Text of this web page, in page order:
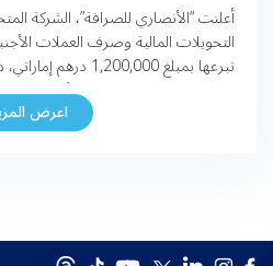
أعلنت “الأنصاري للصرافة”، الشركة
التحويلات المالية وصرف العملات
الحملة المُجتمعية الوطنية الأكبر من
150 ألف وجبة لدعم المحتاجين
دولة الإمارات وتأمين احتياجاتهم من
اعرض